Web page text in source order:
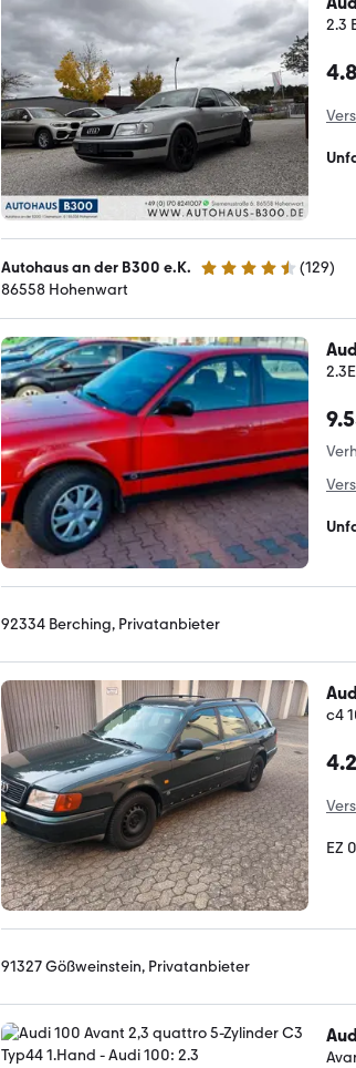
2.3
Autohaus an der B300 e.K. 4.7 Sterne (129)
86558 Hohenwart
92334 Berching, Privatanbieter
c4
EZ
91327 Gößweinstein, Privatanbieter